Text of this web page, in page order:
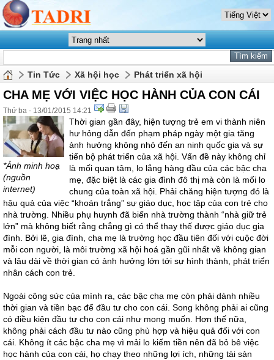
Tin Tức Xã hội học Phát triển xã hội
CHA MẸ VỚI VIỆC HỌC HÀNH CỦA CON CÁI
Thứ ba - 13/01/2015 14:21
*Ảnh minh hoạ
(nguồn
internet)
Thời gian gần đây, hiện tượng trẻ em vi thành niên
hư hỏng dẫn đến phạm pháp ngày một gia tăng
ảnh hưởng không nhỏ đến an ninh quốc gia và sự
tiến bộ phát triển của xã hội. Vấn đề này không chỉ
là mối quan tâm, lo lắng hàng đầu của các bậc cha
mẹ, đặc biệt là các gia đình đô thị mà còn là mối lo
chung của toàn xã hội. Phải chăng hiện tượng đó là
hậu quả của việc “khoán trắng” sự giáo dục, học tập của con trẻ cho
nhà trường. Nhiều phụ huynh đã biến nhà trường thành “nhà giữ trẻ
lớn” mà không biết rằng chẳng gì có thể thay thế được giáo dục gia
đình. Bởi lẽ, gia đình, cha mẹ là trường học đầu tiên đối với cuộc đời
mỗi con người, là môi trường xã hội hoá gần gũi nhất về không gian
và lâu dài về thời gian có ảnh hưởng lớn tới sự hình thành, phát triển
nhân cách con trẻ.
Ngoài công sức của mình ra, các bậc cha mẹ còn phải dành nhiều
thời gian và tiền bạc để đầu tư cho con cái. Song không phải ai cũng
có điều kiện đầu tư cho con cái như mong muốn. Hơn thế nữa,
không phải cách đầu tư nào cũng phù hợp và hiệu quả đối với con
cái. Không ít các bậc cha mẹ vì mải lo kiếm tiền nên đã bỏ bê việc
học hành của con cái, họ chạy theo những lợi ích, những tài sản